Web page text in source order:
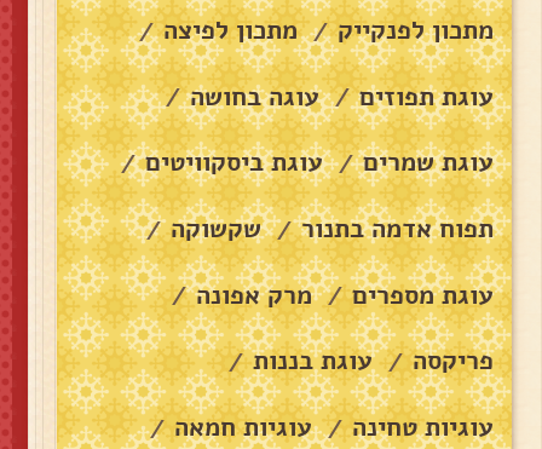
מתכון לפנקייק / מתכון לפיצה /
עוגת תפוזים / עוגה בחושה /
עוגת שמרים / עוגת ביסקוויטים /
תפוח אדמה בתנור / שקשוקה /
עוגת מספרים / מרק אפונה /
פריקסה / עוגת בננות /
עוגיות טחינה / עוגיות חמאה /